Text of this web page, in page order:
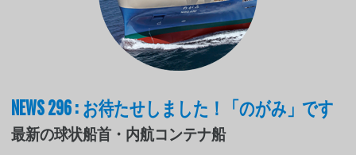
NEWS 296 : お待たせしました！「のがみ」です
最新の球状船首・内航コンテナ船